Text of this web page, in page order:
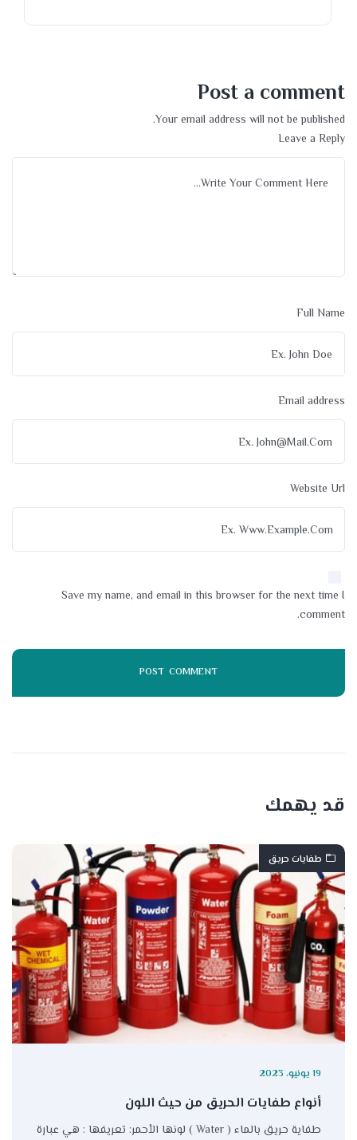
Post a comment
Your email address will not be published.
Leave a Reply
Full Name
Email address
Website Url
Save my name, and email in this browser for the next time I
comment.
قد يهمك
طفايات حريق
19 يونيو، 2023
أنواع طفايات الحريق من حيث اللون
طفاية حريق بالماء ( Water ) لونها الأحمر: تعريفها : هي عبارة